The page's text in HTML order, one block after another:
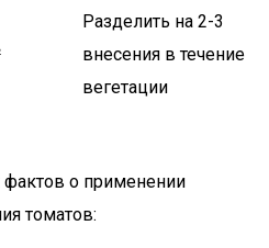
Разделить на 2-3
внесения в течение
вегетации
фактов о применении
томатов: